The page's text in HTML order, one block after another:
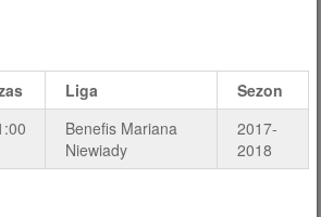
Liga
Sezon
Benefis Mariana
Niewiady
2017-
2018